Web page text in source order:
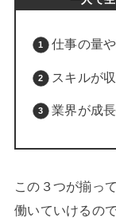
仕事の量
スキルが
業界が成
この３つが揃っ
働いていけるので